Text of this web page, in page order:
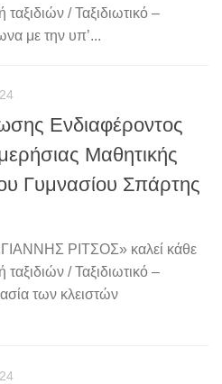
/ Ταξιδιωτικό –
με την υπ’...
Ενδιαφέροντος
Μαθητικής
Γυμνασίου Σπάρτης
ΡΙΤΣΟΣ» καλεί κάθε
/ Ταξιδιωτικό –
των κλειστών